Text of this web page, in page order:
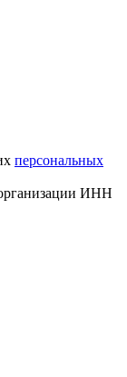
персональных
ИНН